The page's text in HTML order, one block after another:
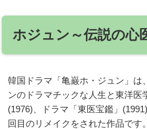
ホジュン～伝説の心
韓国ドラマ「亀巌ホ・ジュン」は
ンのドラマチックな人生と東洋医
(1976)、ドラマ「東医宝鑑」
回目のリメイクをされた作品です